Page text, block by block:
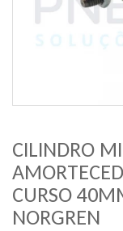
CILINDRO
CURSO
NORGREN